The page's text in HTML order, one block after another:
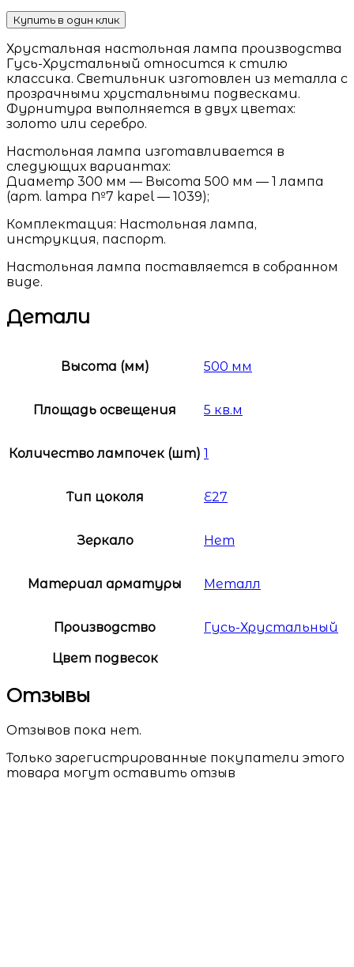
Купить в один клик
Хрустальная настольная лампа производства
Гусь-Хрустальный относится к стилю
классика. Светильник изготовлен из металла с
прозрачными хрустальными подвесками.
Фурнитура выполняется в двух цветах:
золото или серебро.
Настольная лампа изготавливается в
следующих вариантах:
Диаметр 300 мм — Высота 500 мм — 1 лампа
(арт. lampa №7 kapel — 1039);
Комплектация: Настольная лампа,
инструкция, паспорт.
Настольная лампа поставляется в собранном
виде.
Детали
Высота (мм) 500 мм
Площадь освещения 5 кв.м
Количество лампочек (шт) 1
Тип цоколя E27
Зеркало Нет
Материал арматуры Металл
Производство Гусь-Хрустальный
Цвет подвесок
Отзывы
Отзывов пока нет.
Только зарегистрированные покупатели этого
товара могут оставить отзыв